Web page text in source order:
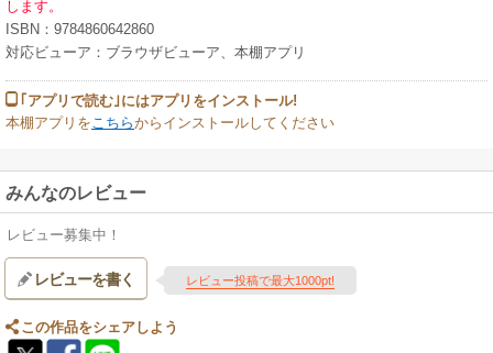
します。
ISBN：9784860642860
対応ビューア：ブラウザビューア、本棚アプリ
｢アプリで読む｣にはアプリをインストール!
本棚アプリを こちらからインストールしてください
みんなのレビュー
レビュー募集中！
レビューを書く レビュー投稿で最大1000pt!
この作品をシェアしよう